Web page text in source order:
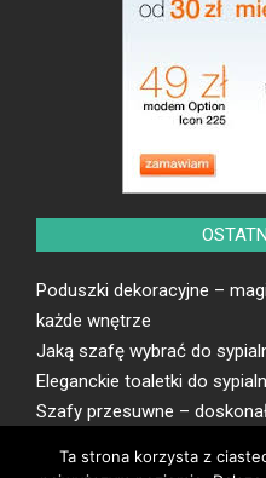
Poduszki dekoracyjne –
każde wnętrze
Jaką szafę wybrać do
Eleganckie toaletki do
Szafy przesuwne –
Toaletki jako wyrafinowany
Ta strona korzysta z